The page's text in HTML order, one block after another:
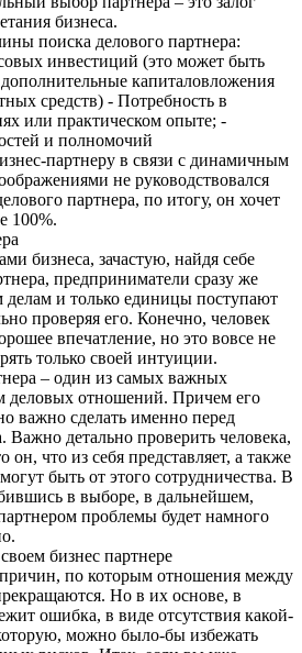
бизнеса.
поиска делового партнера:
инвестиций (это может быть
капиталовложения
средств) - Потребность в
или практическом опыте; -
и полномочий
партнеру в связи с динамичным
не руководствовался
партнера, по итогу, он хочет
100%.
бизнеса, зачастую, найдя себе
предприниматели сразу же
делам и только единицы поступают
проверяя его. Конечно, человек
впечатление, но это вовсе не
только своей интуиции.
– один из самых важных
деловых отношений. Причем его
важно сделать именно перед
Важно детально проверить человека,
он, что из себя представляет, а также
быть от этого сотрудничества. В
в выборе, в дальнейшем,
проблемы будет намного
бизнес партнере
по которым отношения между
Но в их основе, в
ошибка, в виде отсутствия какой-
можно было-бы избежать